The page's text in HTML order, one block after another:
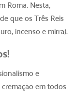
Roma. Nesta,
que os Três Reis
incenso e mirra).
e
em todos